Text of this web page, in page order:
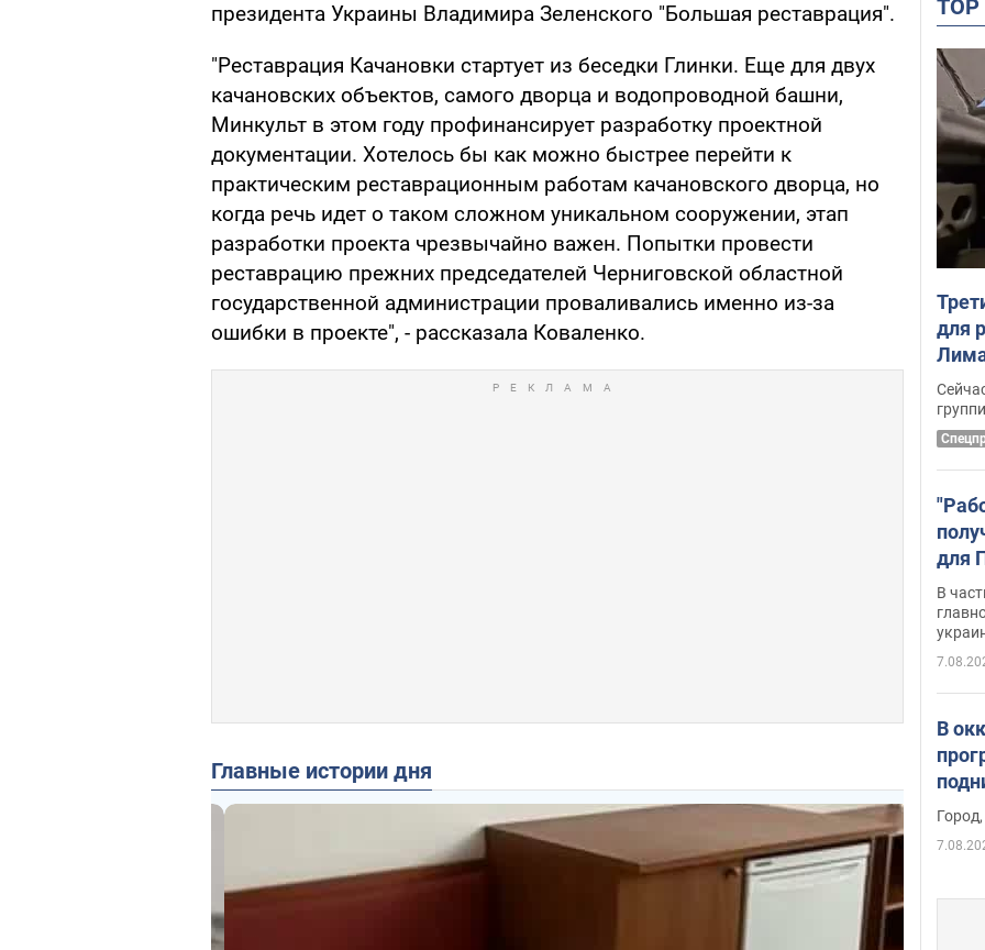
президента Украины Владимира Зеленского "Большая реставрация".
"Реставрация Качановки стартует из беседки Глинки. Еще для двух
качановских объектов, самого дворца и водопроводной башни,
Минкульт в этом году профинансирует разработку проектной
документации. Хотелось бы как можно быстрее перейти к
практическим реставрационным работам качановского дворца, но
когда речь идет о таком сложном уникальном сооружении, этап
разработки проекта чрезвычайно важен. Попытки провести
реставрацию прежних председателей Черниговской областной
государственной администрации проваливались именно из-за
ошибки в проекте", - рассказала Коваленко.
Главные истории дня
для
для
В
В